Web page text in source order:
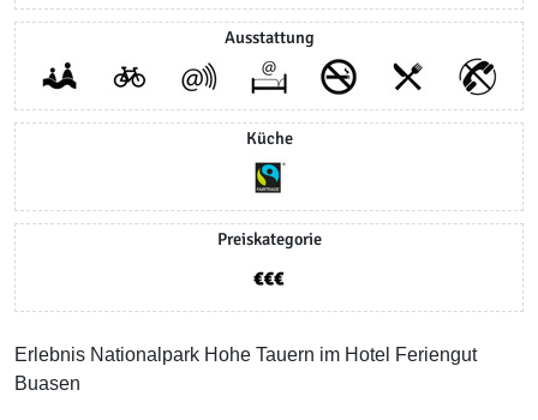
Ausstattung
Küche
Preiskategorie
Erlebnis Nationalpark Hohe Tauern im Hotel Feriengut
Buasen